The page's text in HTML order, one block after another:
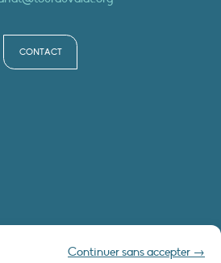
Continuer sans accepter →
CONTACT